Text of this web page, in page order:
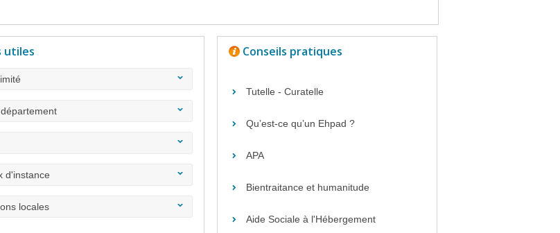
utiles
d'instance
locales
Conseils pratiques
Tutelle - Curatelle
Qu’est-ce qu’un Ehpad ?
APA
Bientraitance et humanitude
Aide Sociale à l'Hébergement